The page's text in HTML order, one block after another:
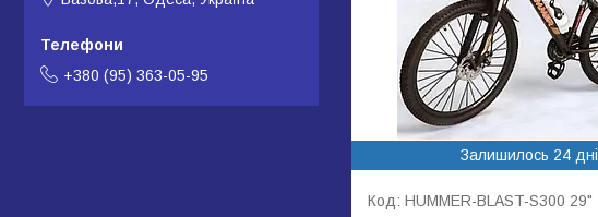
Залишилось 24 дні
HUMMER-BLAST-S300 29"
+380 (95) 363-05-95